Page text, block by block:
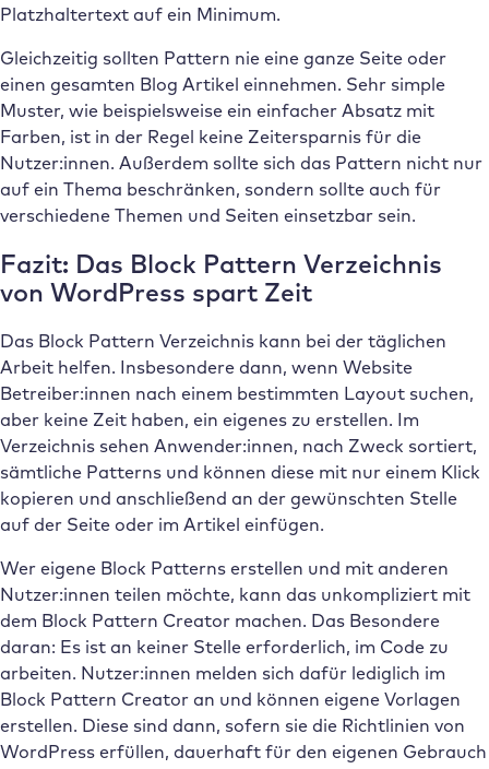
Platzhaltertext auf ein Minimum.
Gleichzeitig sollten Pattern nie eine ganze Seite oder
einen gesamten Blog Artikel einnehmen. Sehr simple
Muster, wie beispielsweise ein einfacher Absatz mit
Farben, ist in der Regel keine Zeitersparnis für die
Nutzer:innen. Außerdem sollte sich das Pattern nicht nur
auf ein Thema beschränken, sondern sollte auch für
verschiedene Themen und Seiten einsetzbar sein.
Fazit: Das Block Pattern Verzeichnis
von WordPress spart Zeit
Das Block Pattern Verzeichnis kann bei der täglichen
Arbeit helfen. Insbesondere dann, wenn Website
Betreiber:innen nach einem bestimmten Layout suchen,
aber keine Zeit haben, ein eigenes zu erstellen. Im
Verzeichnis sehen Anwender:innen, nach Zweck sortiert,
sämtliche Patterns und können diese mit nur einem Klick
kopieren und anschließend an der gewünschten Stelle
auf der Seite oder im Artikel einfügen.
Wer eigene Block Patterns erstellen und mit anderen
Nutzer:innen teilen möchte, kann das unkompliziert mit
dem Block Pattern Creator machen. Das Besondere
daran: Es ist an keiner Stelle erforderlich, im Code zu
arbeiten. Nutzer:innen melden sich dafür lediglich im
Block Pattern Creator an und können eigene Vorlagen
erstellen. Diese sind dann, sofern sie die Richtlinien von
WordPress erfüllen, dauerhaft für den eigenen Gebrauch